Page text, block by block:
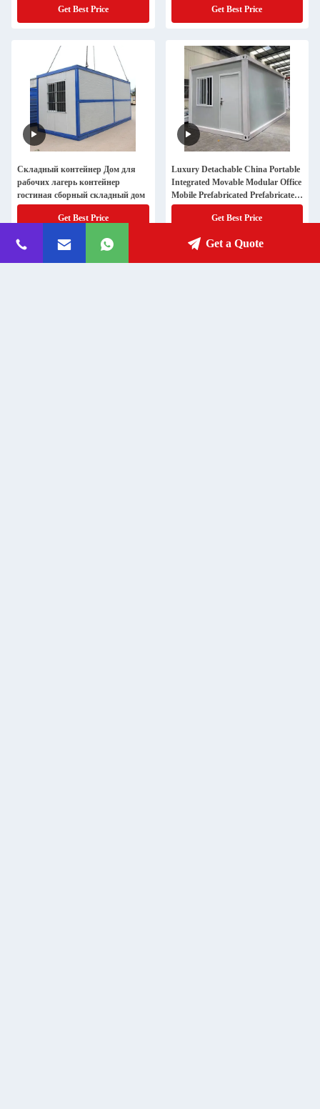
контейнерный офис
Get Best Price Get Best Price
Складный контейнер Дом для
рабочих лагерь контейнер
гостиная сборный складный дом
Get Best Price
Luxury Detachable China Portable
Integrated Movable Modular Office
Mobile Prefabricated Prefabricated
Container House (Луксовый
съемный китайский
подвижный модульный офис
Get Best Price
Get a Quote